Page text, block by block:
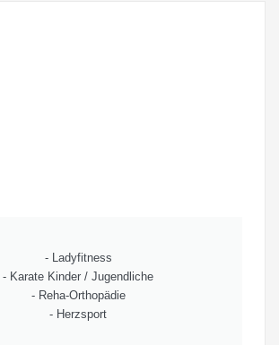
- Ladyfitness
- Karate Kinder / Jugendliche
- Reha-Orthopädie
- Herzsport